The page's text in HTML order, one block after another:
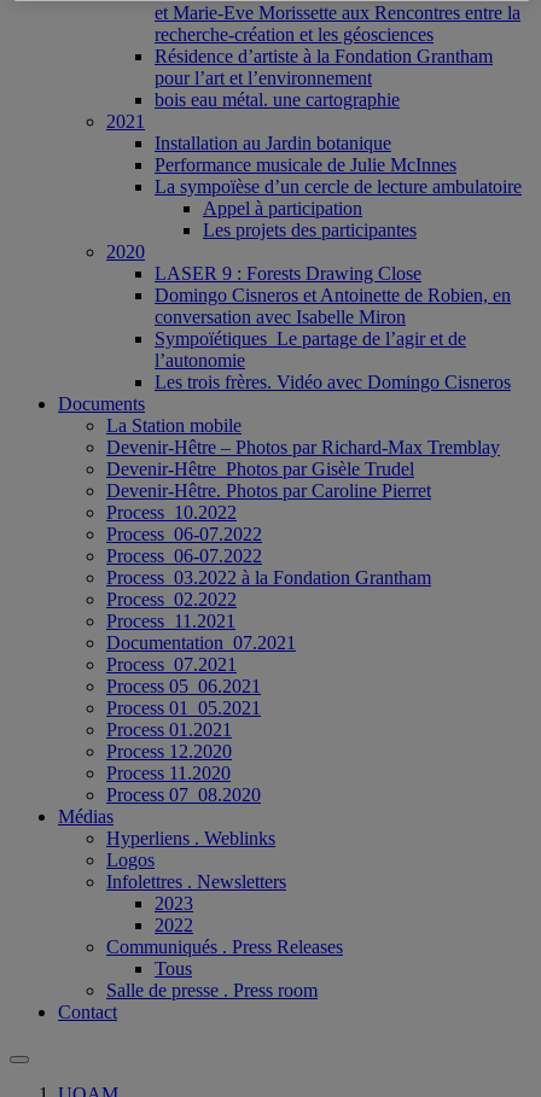
et Marie-Eve Morissette aux Rencontres entre la
recherche-création et les géosciences
Résidence d’artiste à la Fondation Grantham
pour l’art et l’environnement
bois eau métal. une cartographie
2021
Installation au Jardin botanique
Performance musicale de Julie McInnes
La sympoïèse d’un cercle de lecture ambulatoire
Appel à participation
Les projets des participantes
2020
LASER 9 : Forests Drawing Close
Domingo Cisneros et Antoinette de Robien, en
conversation avec Isabelle Miron
Sympoïétiques_Le partage de l’agir et de
l’autonomie
Les trois frères. Vidéo avec Domingo Cisneros
Documents
La Station mobile
Devenir-Hêtre – Photos par Richard-Max Tremblay
Devenir-Hêtre_Photos par Gisèle Trudel
Devenir-Hêtre. Photos par Caroline Pierret
Process_10.2022
Process_06-07.2022
Process_06-07.2022
Process_03.2022 à la Fondation Grantham
Process_02.2022
Process_11.2021
Documentation_07.2021
Process_07.2021
Process 05_06.2021
Process 01_05.2021
Process 01.2021
Process 12.2020
Process 11.2020
Process 07_08.2020
Médias
Hyperliens . Weblinks
Logos
Infolettres . Newsletters
2023
2022
Communiqués . Press Releases
Tous
Salle de presse . Press room
Contact